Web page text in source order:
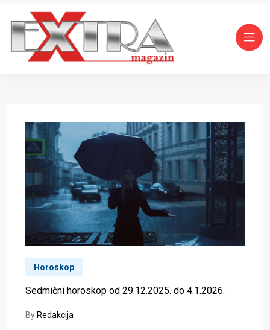
Horoskop
Sedmični horoskop od 29.12.2025. do 4.1.2026.
By Redakcija